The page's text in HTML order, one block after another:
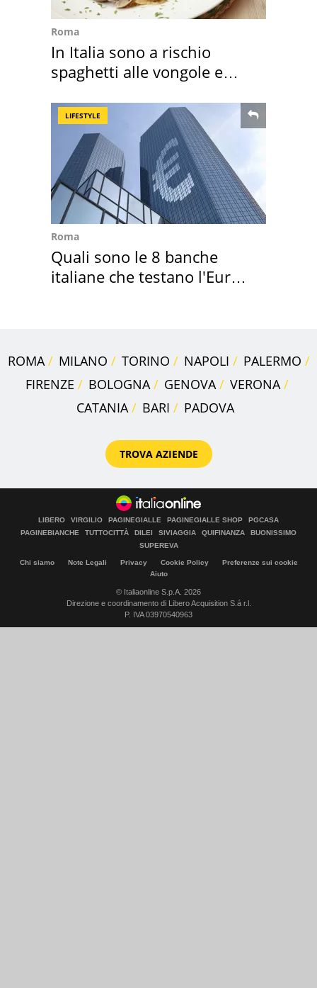
Roma
In Italia sono a rischio
spaghetti alle vongole e
LIFESTYLE
Roma
Quali sono le 8 banche
italiane che testano l'Euro
ROMA MILANO TORINO NAPOLI
PALERMO
FIRENZE
BOLOGNA GENOVA
VERONA
CATANIA
BARI PADOVA
TROVA AZIENDE
LIBERO VIRGILIO PAGINEGIALLE PAGINEGIALLE SHOP
PGCASA
PAGINEBIANCHE
TUTTOCITTÀ DILEI SIVIAGGIA QUIFINANZA
BUONISSIMO
SUPEREVA
Chi siamo Note Legali Privacy Cookie Policy
Preferenze sui cookie
Aiuto
© Italiaonline S.p.A. 2026
Direzione e coordinamento di Libero Acquisition S.á r.l.
P. IVA 03970540963